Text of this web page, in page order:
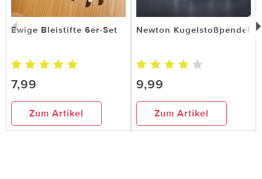
Ewige Bleistifte 6er-Set
7,99
Zum Artikel
Newton Kugelstoßpendel
9,99
Zum Artikel